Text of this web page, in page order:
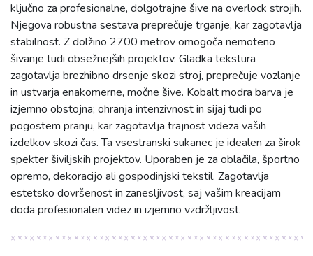
ključno za profesionalne, dolgotrajne šive na overlock strojih.
Njegova robustna sestava preprečuje trganje, kar zagotavlja
stabilnost. Z dolžino 2700 metrov omogoča nemoteno
šivanje tudi obsežnejših projektov. Gladka tekstura
zagotavlja brezhibno drsenje skozi stroj, preprečuje vozlanje
in ustvarja enakomerne, močne šive. Kobalt modra barva je
izjemno obstojna; ohranja intenzivnost in sijaj tudi po
pogostem pranju, kar zagotavlja trajnost videza vaših
izdelkov skozi čas. Ta vsestranski sukanec je idealen za širok
spekter šiviljskih projektov. Uporaben je za oblačila, športno
opremo, dekoracijo ali gospodinjski tekstil. Zagotavlja
estetsko dovršenost in zanesljivost, saj vašim kreacijam
doda profesionalen videz in izjemno vzdržljivost.